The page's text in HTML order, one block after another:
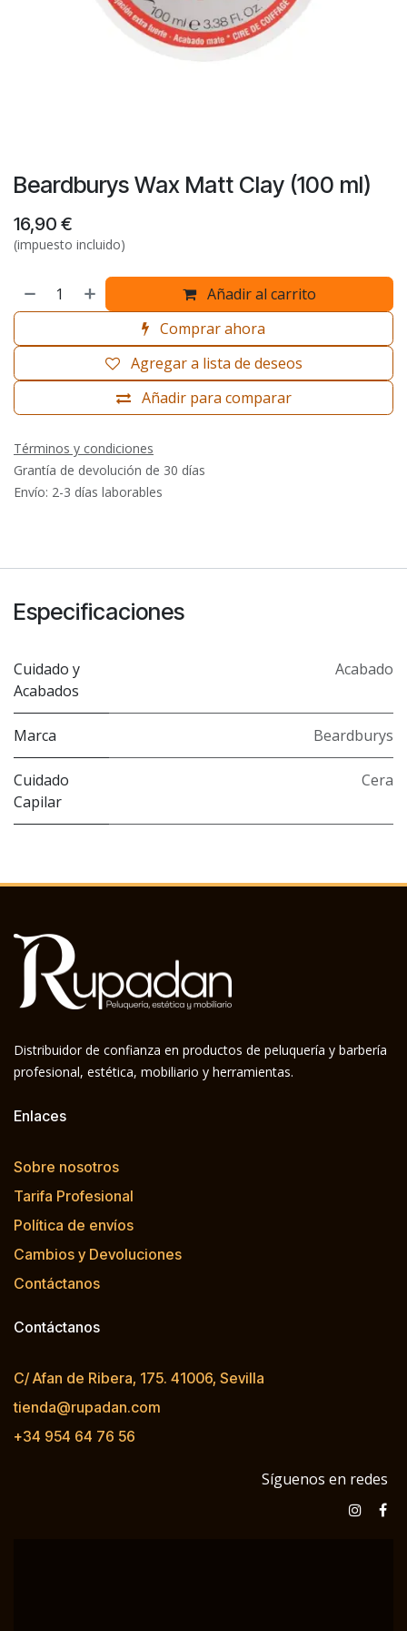
Beardburys Wax Matt Clay (100 ml)
16,90 €
(impuesto incluido)
Añadir al carrito
Comprar ahora
Añadir para comparar
Agregar a lista de deseos
Términos y condiciones
Grantía de devolución de 30 días
Envío: 2-3 días laborables
Especificaciones
Cuidado y
Acabados
Acabado
Marca Beardburys
Cuidado
Capilar
Cera
Distribuidor de confianza en productos de peluquería y barbería
profesional, estética, mobiliario y herramientas.
Enlaces
Sobre nosotros
Tarifa Profesional
Política de envíos
Cambios y Devoluciones
Contáctanos
Contáctanos
C/ Afan de Ribera, 175. 41006, Sevilla
tienda@rupadan.com
+34 954 64 76 56
Síguenos en redes